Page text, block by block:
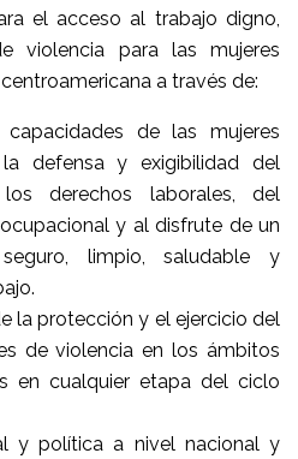
el acceso al trabajo digno,
violencia para las mujeres
a través de:
de las mujeres
defensa y exigibilidad del
derechos laborales, del
y al disfrute de un
limpio, saludable y
la protección y el ejercicio del
de violencia en los ámbitos
en cualquier etapa del ciclo
y política a nivel nacional y